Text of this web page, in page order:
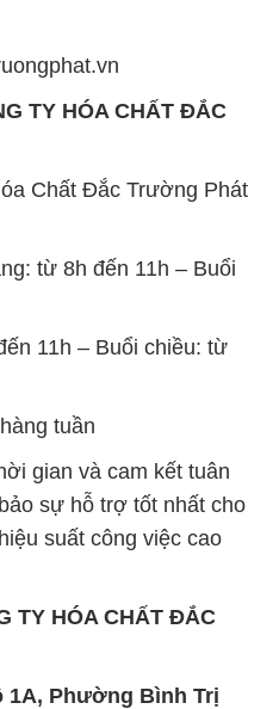
TY HÓA CHẤT ĐẮC
Chất Đắc Trường Phát
từ 8h đến 11h – Buổi
11h – Buổi chiều: từ
tuần
gian và cam kết tuân
sự hỗ trợ tốt nhất cho
suất công việc cao
TY HÓA CHẤT ĐẮC
1A, Phường Bình Trị